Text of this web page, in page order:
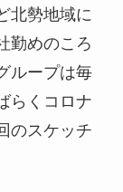
北勢地域に
勤めのころ
ループは毎
らくコロナ
のスケッチ